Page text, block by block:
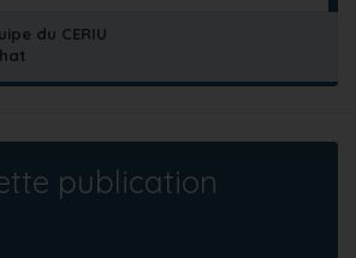
du CERIU
publication